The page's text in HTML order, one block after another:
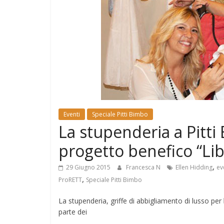
Eventi Speciale Pitti Bimbo
La stupenderia a Pitti
progetto benefico
29 Giugno 2015 Francesca N Ellen Hidding,
ProRETT, Speciale Pitti Bimbo
La stupenderia, griffe di abbigliamento di lusso
parte dei